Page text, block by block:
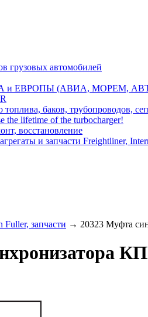
грузовых автомобилей
США и ЕВРОПЫ (АВИА, МОРЕМ,
топлива, баков, трубопроводов,
lifetime of the turbocharger!
восстановление
и запчасти Freightliner,
Fuller, запчасти → 20323 Муфта